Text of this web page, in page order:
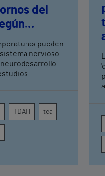
del
pueden
nervioso
y la
TDAH tea